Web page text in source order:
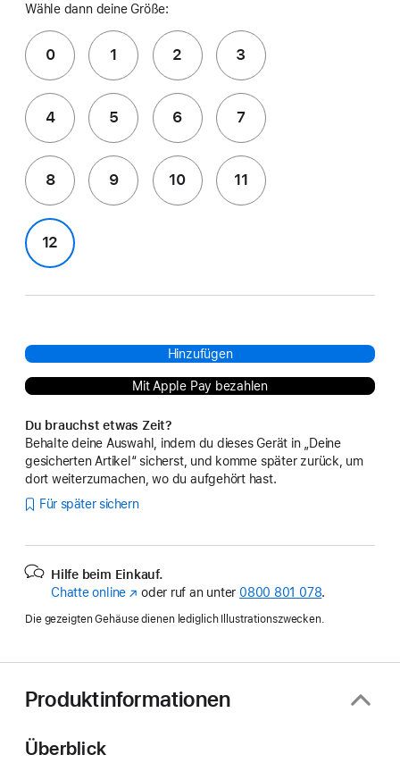
Wähle dann deine Größe:
0 1 2 3
4 5 6 7
8 9 10 11
12
Hinzufügen
Mit Apple Pay bezahlen
Du brauchst etwas Zeit?
Behalte deine Auswahl, indem du dieses Gerät in „Deine
gesicherten Artikel“ sicherst, und komme später zurück, um
dort weiterzumachen, wo du aufgehört hast.
Für später sichern
Hilfe beim Einkauf.
Chatte online (Öffnet
neues
oder ruf an unter 0800 801 078.
Die gezeigten Gehäuse dienen lediglich Illustrationszwecken.
Produktinformationen
Überblick